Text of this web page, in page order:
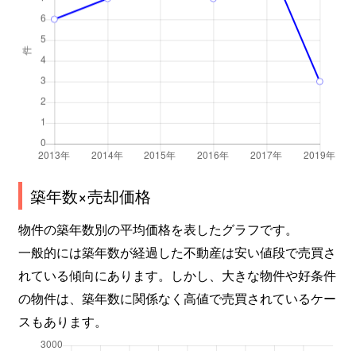
築年数×売却価格
物件の築年数別の平均価格を表したグラフです。
一般的には築年数が経過した不動産は安い値段で売買さ
れている傾向にあります。しかし、大きな物件や好条件
の物件は、築年数に関係なく高値で売買されているケー
スもあります。